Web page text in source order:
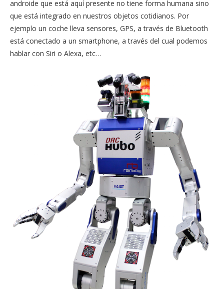
androide que está aquí presente no tiene forma humana sino
que está integrado en nuestros objetos cotidianos. Por
ejemplo un coche lleva sensores, GPS, a través de Bluetooth
está conectado a un smartphone, a través del cual podemos
hablar con Siri o Alexa, etc…